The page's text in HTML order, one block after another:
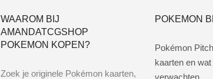
WAAROM BIJ
AMANDATCGSHOP
POKEMON KOPEN?
Zoek je originele Pokémon kaarten,
POKEMON
Pokémon
kaarten en